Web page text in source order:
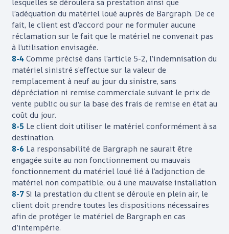
lesquelles se déroulera sa prestation ainsi que
l’adéquation du matériel loué auprès de Bargraph. De ce
fait, le client est d’accord pour ne formuler aucune
réclamation sur le fait que le matériel ne convenait pas
à l’utilisation envisagée.
8-4 Comme précisé dans l’article 5-2, l’indemnisation du
matériel sinistré s’effectue sur la valeur de
remplacement à neuf au jour du sinistre, sans
dépréciation ni remise commerciale suivant le prix de
vente public ou sur la base des frais de remise en état au
coût du jour.
8-5 Le client doit utiliser le matériel conformément à sa
destination.
8-6 La responsabilité de Bargraphne saurait être
engagée suite au non fonctionnement ou mauvais
fonctionnement du matériel loué lié à l’adjonction de
matériel non compatible, ou à une mauvaise installation.
8-7 Si la prestation du client se déroule en plein air, le
client doit prendre toutes les dispositions nécessaires
afin de protéger le matériel de Bargraphen cas
d’intempérie.